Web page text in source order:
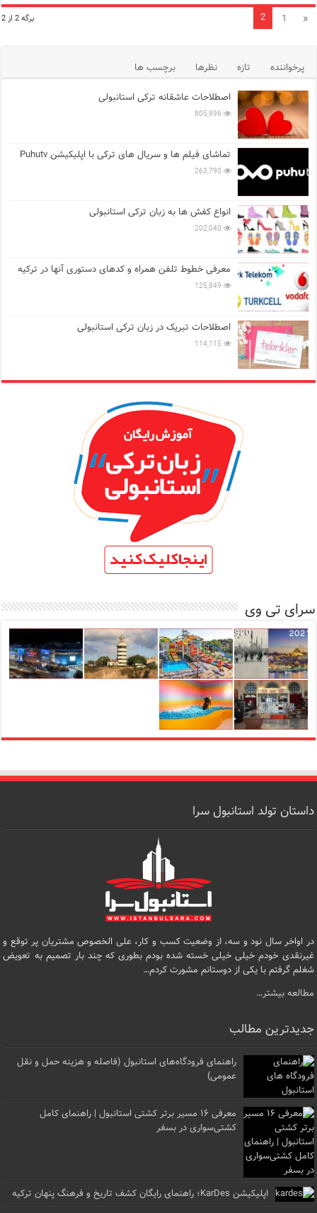
برگه 2 از 2 «
1
2
پرخواننده تازه نظرها
برچسب ها
اصطلاحات عاشقانه ترکی استانبولی
805,996
تماشای فیلم ها و سریال های ترکی با اپلیکیشن Puhutv
263,790
انواع کفش ها به زبان ترکی استانبولی
202,040
معرفی خطوط تلفن همراه و کدهای دستوری آنها در ترکیه
125,849
اصطلاحات تبریک در زبان ترکی استانبولی
114,115
سرای تی وی
داستان تولد استانبول سرا
در اواخر سال نود و سه، از وضعیت کسب و کار، علی الخصوص مشتریان پر توقع و
غیرنقدی خودم خیلی خیلی خسته شده بودم بطوری که چند بار تصمیم به تعویض
شغلم گرفتم با یکی از دوستانم مشورت کردم…
مطالعه بیشتر…
جدیدترین مطالب
راهنمای فرودگاه‌های استانبول (فاصله و هزینه حمل و نقل
عمومی)
معرفی ۱۶ مسیر برتر کشتی استانبول | راهنمای کامل
کشتی‌سواری در بسفر
اپلیکیشن KarDes؛ راهنمای رایگان کشف تاریخ و فرهنگ پنهان ترکیه